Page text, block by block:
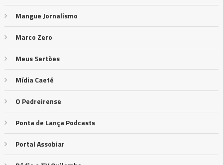
Mangue Jornalismo
Marco Zero
Meus Sertões
Mídia Caeté
O Pedreirense
Ponta de Lança Podcasts
Portal Assobiar